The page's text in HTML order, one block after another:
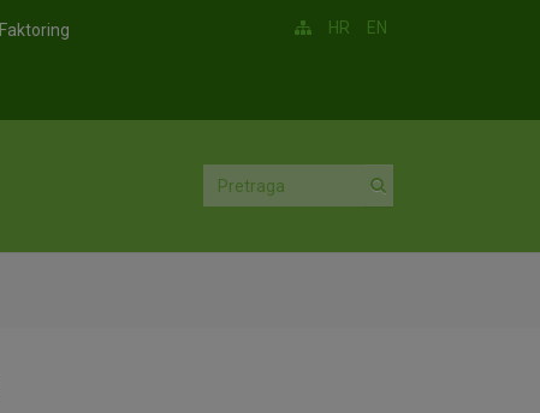
Faktoring HR EN